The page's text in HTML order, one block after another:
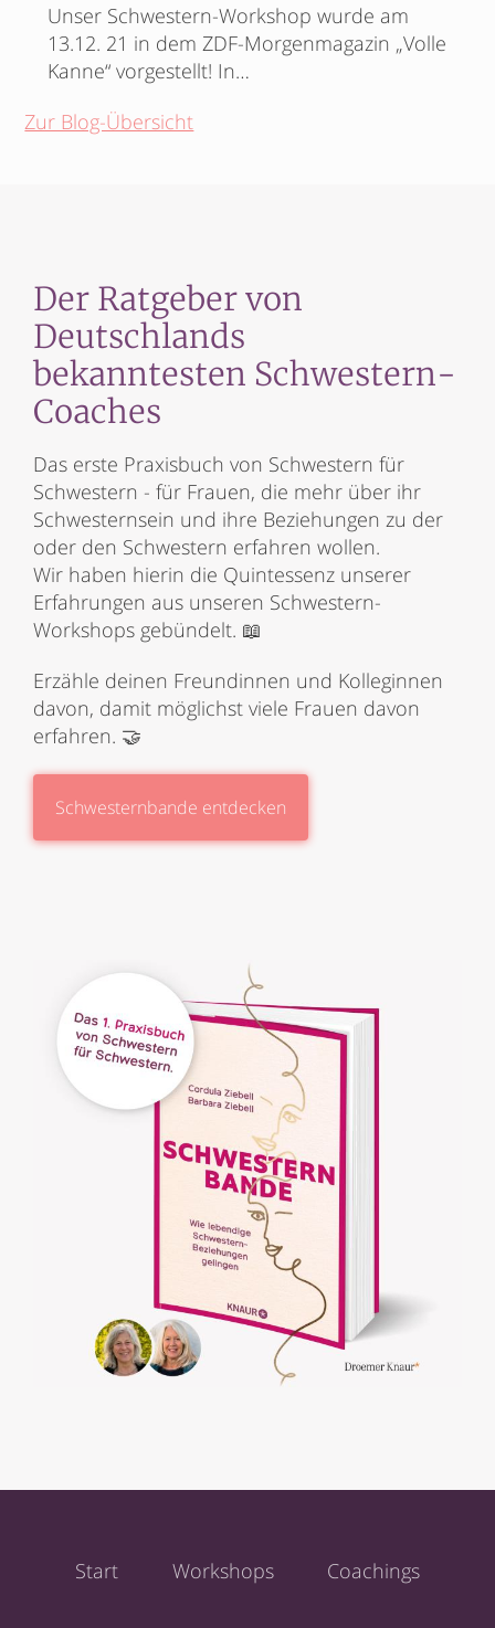
Unser Schwestern-Workshop wurde am
13.12. 21 in dem ZDF-Morgenmagazin „Volle
Kanne“ vorgestellt! In…
Zur Blog-Übersicht
Der Ratgeber von
Deutschlands
bekanntesten Schwestern-
Coaches
Das erste Praxisbuch von Schwestern für
Schwestern - für Frauen, die mehr über ihr
Schwesternsein und ihre Beziehungen zu der
oder den Schwestern erfahren wollen.
Wir haben hierin die Quintessenz unserer
Erfahrungen aus unseren Schwestern-
Workshops gebündelt. 📖
Erzähle deinen Freundinnen und Kolleginnen
davon, damit möglichst viele Frauen davon
erfahren. 🤝
Schwesternbande entdecken
Start Workshops Coachings